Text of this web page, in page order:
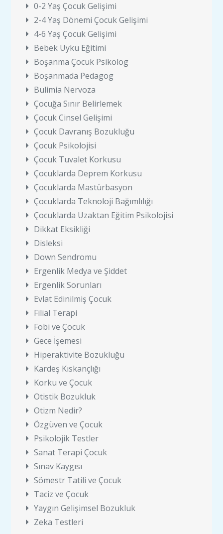
0-2 Yaş Çocuk Gelişimi
2-4 Yaş Dönemi Çocuk Gelişimi
4-6 Yaş Çocuk Gelişimi
Bebek Uyku Eğitimi
Boşanma Çocuk Psikolog
Boşanmada Pedagog
Bulimia Nervoza
Çocuğa Sınır Belirlemek
Çocuk Cinsel Gelişimi
Çocuk Davranış Bozukluğu
Çocuk Psikolojisi
Çocuk Tuvalet Korkusu
Çocuklarda Deprem Korkusu
Çocuklarda Mastürbasyon
Çocuklarda Teknoloji Bağımlılığı
Çocuklarda Uzaktan Eğitim Psikolojisi
Dikkat Eksikliği
Disleksi
Down Sendromu
Ergenlik Medya ve Şiddet
Ergenlik Sorunları
Evlat Edinilmiş Çocuk
Filial Terapi
Fobi ve Çocuk
Gece İşemesi
Hiperaktivite Bozukluğu
Kardeş Kıskançlığı
Korku ve Çocuk
Otistik Bozukluk
Otizm Nedir?
Özgüven ve Çocuk
Psikolojik Testler
Sanat Terapi Çocuk
Sınav Kaygısı
Sömestr Tatili ve Çocuk
Taciz ve Çocuk
Yaygın Gelişimsel Bozukluk
Zeka Testleri